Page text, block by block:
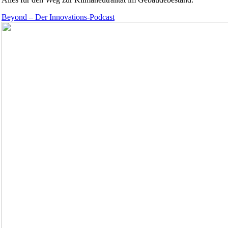
Beyond – Der Innovations-Podcast